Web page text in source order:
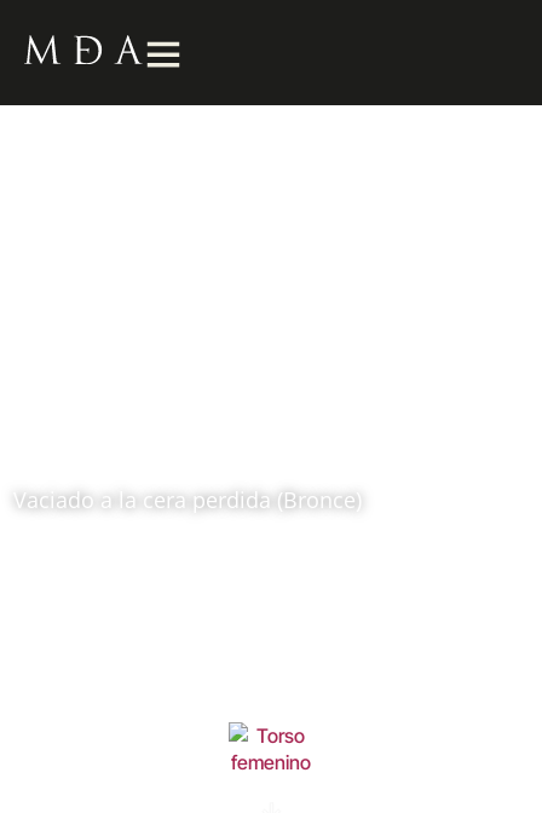
Vaciado a la cera perdida (Bronce)